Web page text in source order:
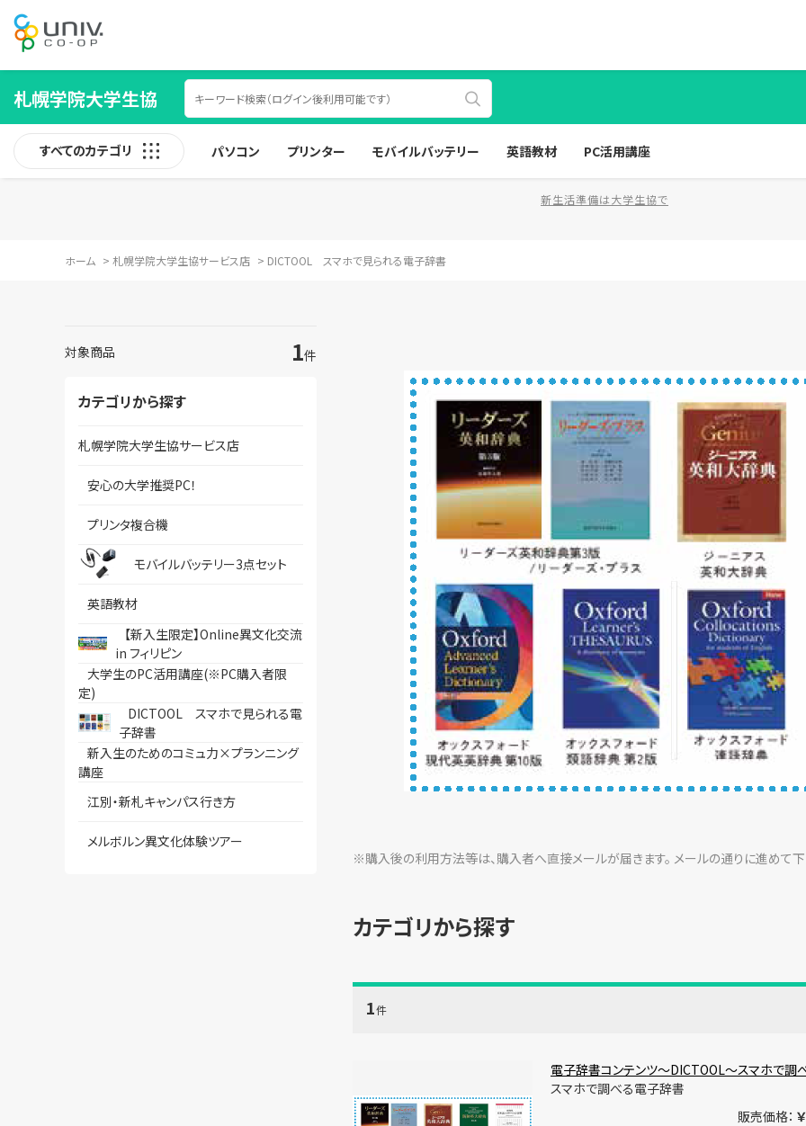
札幌学院大学生協
すべてのカテゴリ パソコン プリンター モバイルバッテリー 英語教材 PC活用講座
新生活準備は大学生協で
ホーム > 札幌学院大学生協サービス店 > DICTOOL スマホで見られる電子辞書
対象商品 1件
カテゴリから探す
札幌学院大学生協サービス店
安心の大学推奨PC！
プリンタ複合機
モバイルバッテリー3点セット
英語教材
【新入生限定】Online異文化交流
in フィリピン
大学生のPC活用講座(※PC購入者限
定)
DICTOOL スマホで見られる電
子辞書
新入生のためのコミュ力×プランニング
講座
江別・新札キャンパス行き方
メルボルン異文化体験ツアー
※購入後の利用方法等は、購入者へ直接メールが届きます。 メールの通りに進めて下
カテゴリから探す
1件
電子辞書コンテンツ～DICTOOL～スマホで調
スマホで調べる電子辞書
販売価格：